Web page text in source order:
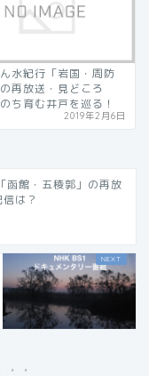
水紀行「岩国・周防
再放送・見どころ
ち育む井戸を巡る！
2019年2月6日
函館・五稜郭」の再放
は？